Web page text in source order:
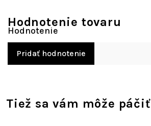
Hodnotenie tovaru
Pridať hodnotenie
Tiež sa vám môže páčiť